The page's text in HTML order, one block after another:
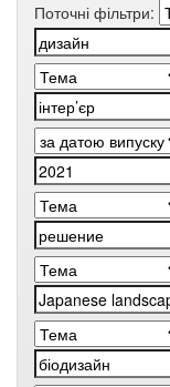
Поточні фільтри: